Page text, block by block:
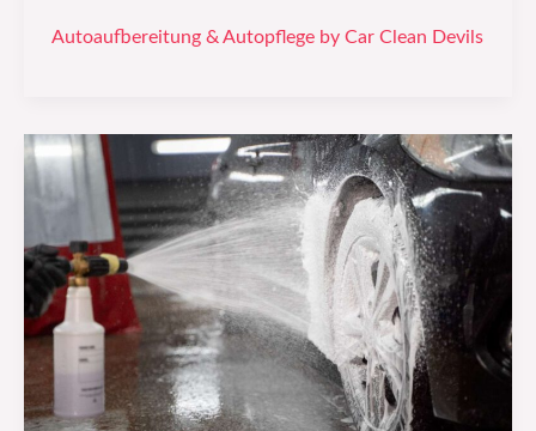
Autoaufbereitung & Autopflege by Car Clean Devils
Autowerbung:
Wie
sie
effektiv
einsetzt